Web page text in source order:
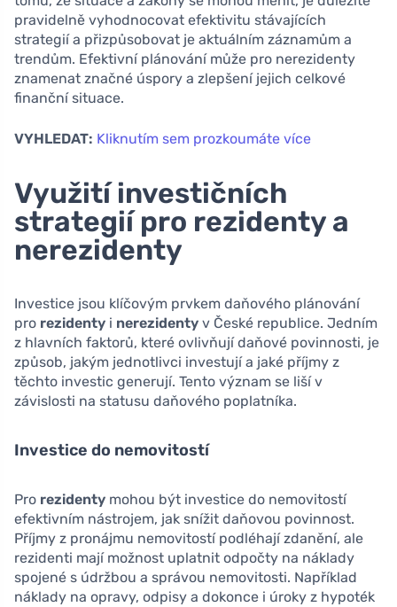
pravidelně vyhodnocovat efektivitu stávajících
strategií a přizpůsobovat je aktuálním záznamům a
trendům. Efektivní plánování může pro nerezidenty
znamenat značné úspory a zlepšení jejich celkové
finanční situace.
VYHLEDAT: Kliknutím sem prozkoumáte více
Využití investičních
strategií pro rezidenty a
nerezidenty
Investice jsou klíčovým prvkem daňového plánování
pro rezidenty i nerezidenty v České republice. Jedním
z hlavních faktorů, které ovlivňují daňové povinnosti, je
způsob, jakým jednotlivci investují a jaké příjmy z
těchto investic generují. Tento význam se liší v
závislosti na statusu daňového poplatníka.
Investice do nemovitostí
Pro rezidenty mohou být investice do nemovitostí
efektivním nástrojem, jak snížit daňovou povinnost.
Příjmy z pronájmu nemovitostí podléhají zdanění, ale
rezidenti mají možnost uplatnit odpočty na náklady
spojené s údržbou a správou nemovitosti. Například
náklady na opravy, odpisy a dokonce i úroky z hypoték